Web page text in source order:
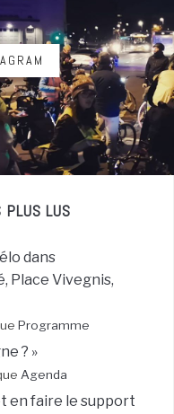
LUS
dans
Place Vivegnis,
Programme
? »
Agenda
en faire le support